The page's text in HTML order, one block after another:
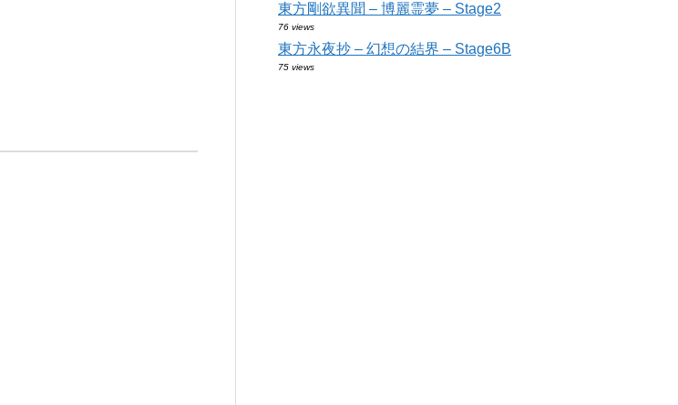
東方剛欲異聞 – 博麗霊夢 – Stage2
76 views
東方永夜抄 – 幻想の結界 – Stage6B
75 views